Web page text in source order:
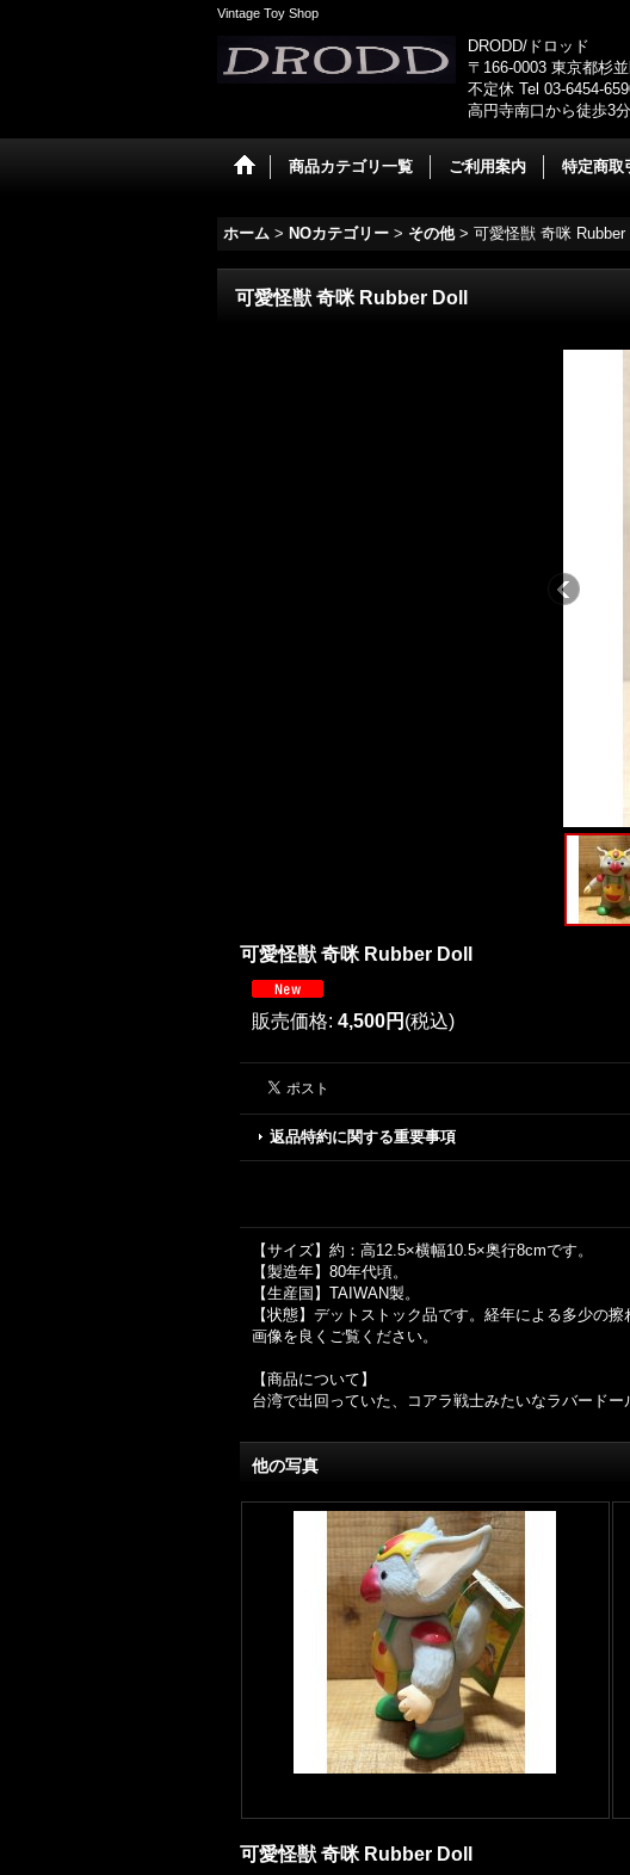
Vintage Toy Shop
DRODD/ドロッド
〒166-0003 東京都杉
不定休 Tel 03-6454-
高円寺南口から徒歩3
商品カテゴリ一覧 ご利用案内 特定商取
ホーム > NOカテゴリー > その他 > 可愛怪獣 奇咪 Rubber
可愛怪獣 奇咪 Rubber Doll
可愛怪獣 奇咪 Rubber Doll
販売価格: 4,500円 (税込)
返品特約に関する重要事項
【サイズ】約：高12.5×横幅10.5×奥行8cmです。
【製造年】80年代頃。
【生産国】TAIWAN製。
【状態】デットストック品です。経年による多少の擦
画像を良くご覧ください。
【商品について】
台湾で出回っていた、コアラ戦士みたいなラバードー
他の写真
可愛怪獣 奇咪 Rubber Doll